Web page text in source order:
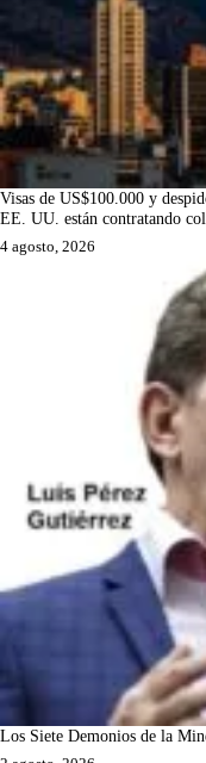
Visas de US$100.000 y
EE. UU. están contratando
4 agosto, 2026
Los Siete Demonios de la